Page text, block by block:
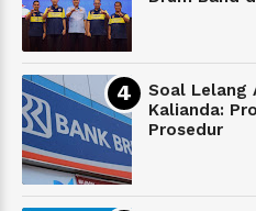
Soal Lelang
Kalianda:
Prosedur